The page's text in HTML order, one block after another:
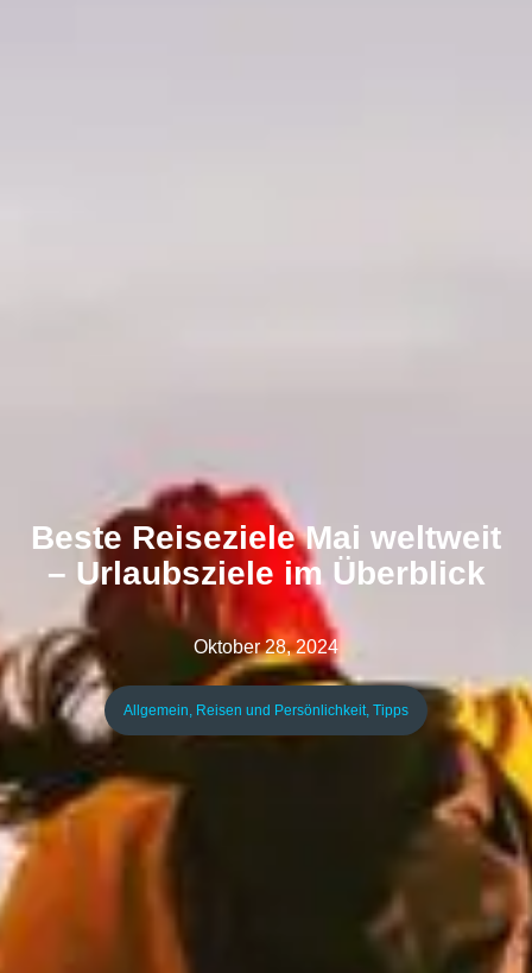
Beste Reiseziele Mai weltweit
– Urlaubsziele im Überblick
Oktober 28, 2024
Allgemein, Reisen und Persönlichkeit, Tipps